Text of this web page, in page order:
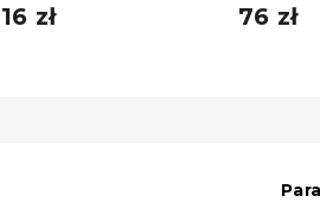
16 zł
czarny
76 zł